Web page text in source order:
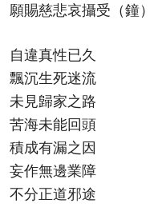
願賜慈悲哀攝受（鐘）
自違真性已久
飄沉生死迷流
未見歸家之路
苦海未能回頭
積成有漏之因
妄作無邊業障
不分正道邪途